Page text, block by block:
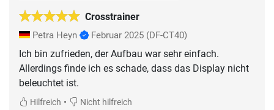
Crosstrainer
Petra Heyn Februar 2025 (DF-CT40)
Ich bin zufrieden, der Aufbau war sehr einfach.
Allerdings finde ich es schade, dass das Display nicht
Hilfreich • Nicht hilfreich